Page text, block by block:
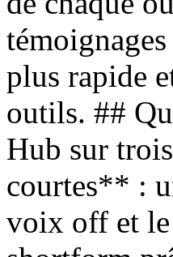
plus rapide
outils. ##
Hub sur
courtes** :
voix off et le